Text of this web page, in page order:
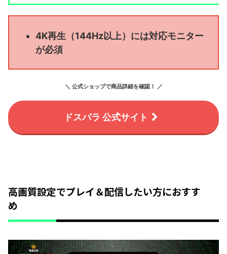
4K再生（144Hz以上）には対応モニター
が必須
＼ 公式ショップで商品詳細を確認！ ／
ドスパラ 公式サイト
高画質設定でプレイ＆配信したい方におすす
め